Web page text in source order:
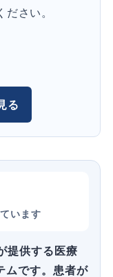
さい。
る
います
提供する医療
ムです。患者が